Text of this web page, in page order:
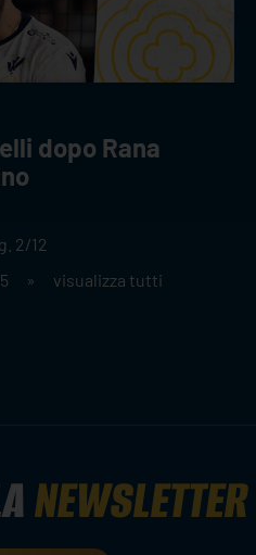
dopo Rana
2/12
5 » visualizza tutti
NEWSLETTER